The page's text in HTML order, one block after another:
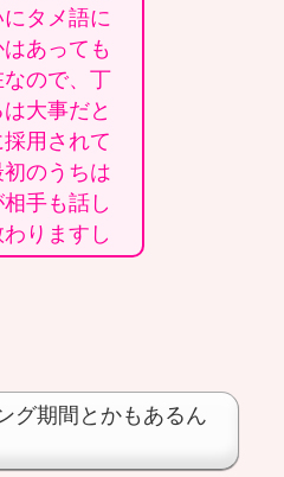
タメ語に
あっても
ので、丁
大事だと
用されて
のうちは
手も話し
りますし
グ期間とかもあるん